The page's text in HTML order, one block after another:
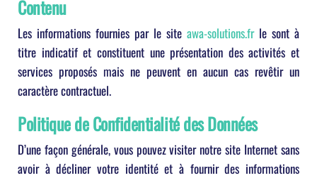
Contenu
Les informations fournies par le site awa-solutions.frle sont à
titre indicatif et constituent une présentation des activités et
services proposés mais ne peuvent en aucun cas revêtir un
caractère contractuel.
Politique de Confidentialité des Données
D’une façon générale, vous pouvez visiter notre site Internet sans
avoir à décliner votre identité et à fournir des informations